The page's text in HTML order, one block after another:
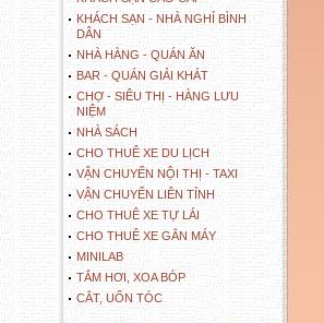
KHÁCH SẠN - NHÀ NGHỈ BÌNH
DÂN
NHÀ HÀNG - QUÁN ĂN
BAR - QUÁN GIẢI KHÁT
CHỢ - SIÊU THỊ - HÀNG LƯU
NIỆM
NHÀ SÁCH
CHO THUÊ XE DU LỊCH
VẬN CHUYỂN NỘI THỊ - TAXI
VẬN CHUYỂN LIÊN TỈNH
CHO THUÊ XE TỰ LÁI
CHO THUÊ XE GẮN MÁY
MINILAB
TẮM HƠI, XOA BÓP
CẮT, UỐN TÓC